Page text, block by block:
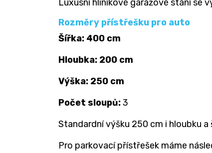
Luxusní hliníkové garážové stání se
Rozměry přístřešku pro auto
Šířka: 400 cm
Hloubka: 200 cm
Výška: 250 cm
Počet sloupů:3
Standardní výšku 250 cm i hloubku
Pro parkovací přístřešek máme